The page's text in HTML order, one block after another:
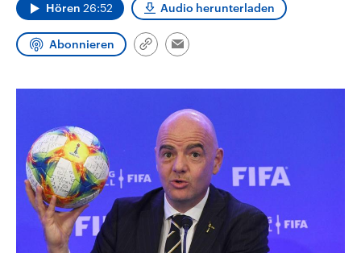
Hören 26:52 Audio herunterladen
Abonnieren
Link
Email